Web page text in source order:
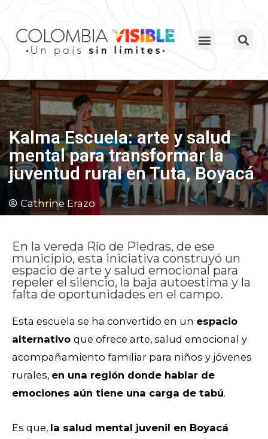
Kalma Escuela: arte y salud
mental para transformar la
juventud rural en Tuta, Boyacá
Cathrine Erazo
En la vereda Río de Piedras, de ese
municipio, esta iniciativa construyó un
espacio de arte y salud emocional para
repeler el silencio, la baja autoestima y la
falta de oportunidades en el campo.
Esta escuela se ha convertido en un espacio
alternativo que ofrece arte, salud emocional y
acompañamiento familiar para niños y jóvenes
rurales, en una región donde hablar de
emociones aún tiene una carga de tabú.
Es que, la salud mental juvenil en Boyacá